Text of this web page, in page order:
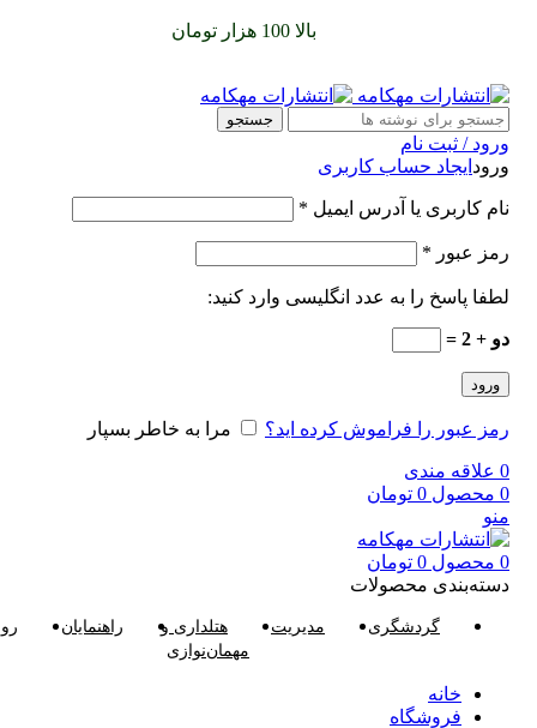
بالا 100 هزار تومان
جستجو
ورود / ثبت نام
ورود ایجاد حساب کاربری
نام کاربری یا آدرس ایمیل *
رمز عبور *
لطفا پاسخ را به عدد انگلیسی وارد کنید:
دو + 2 =
ورود
رمز عبور را فراموش کرده اید؟ مرا به خاطر بسپار
0 علاقه مندی
0 محصول 0 تومان
منو
0 محصول 0 تومان
دسته‌بندی محصولات
گردشگری مدیریت
هتلداری و
مهمان‌نوازی
راهنمایان
خانه
فروشگاه